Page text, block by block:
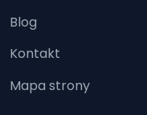
Blog
Kontakt
Mapa strony